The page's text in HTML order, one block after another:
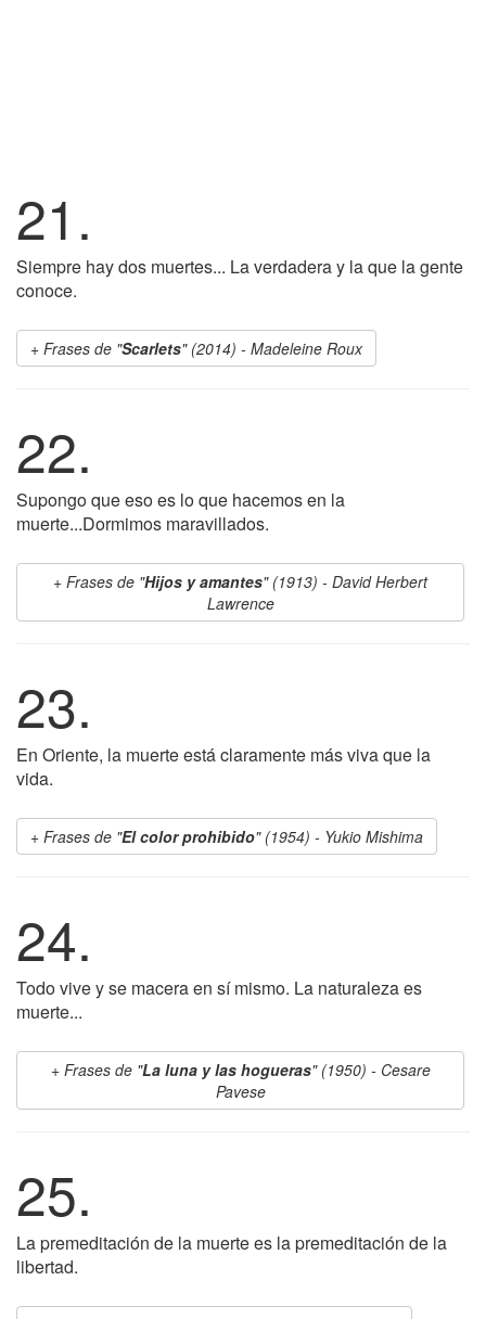
21.
Siempre hay dos muertes... La verdadera y la que la gente
conoce.
Frases de "Scarlets" (2014) - Madeleine Roux
22.
Supongo que eso es lo que hacemos en la
muerte...Dormimos maravillados.
Frases de "Hijos y amantes" (1913) - David Herbert
Lawrence
23.
En Oriente, la muerte está claramente más viva que la
vida.
Frases de "El color prohibido" (1954) - Yukio Mishima
24.
Todo vive y se macera en sí mismo. La naturaleza es
muerte...
Frases de "La luna y las hogueras" (1950) - Cesare
Pavese
25.
La premeditación de la muerte es la premeditación de la
libertad.